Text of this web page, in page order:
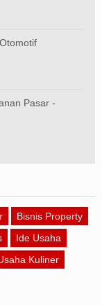
Pasar -
Bisnis Property
Ide Usaha
Kuliner